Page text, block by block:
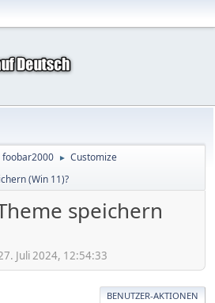
foobar2000 ► Customize
(Win 11)?
speichern
Juli 2024, 12:54:33
BENUTZER-AKTIONEN